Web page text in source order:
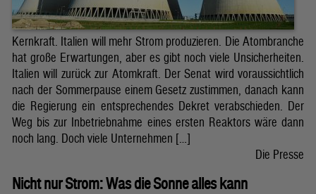
Kernkraft. Italien will mehr Strom produzieren. Die Atombranche
hat große Erwartungen, aber es gibt noch viele Unsicherheiten.
Italien will zurück zur Atomkraft. Der Senat wird voraussichtlich
nach der Sommerpause einem Gesetz zustimmen, danach kann
die Regierung ein entsprechendes Dekret verabschieden. Der
Weg bis zur Inbetriebnahme eines ersten Reaktors wäre dann
noch lang. Doch viele Unternehmen […]
Die Presse
Nicht nur Strom: Was die Sonne alles kann